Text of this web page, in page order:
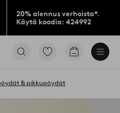
20% alennus verhoista*.
Käytä koodia: 424992
Siirry
Siirry
& pikkupöydät